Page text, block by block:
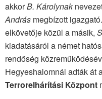
akkorB. Károlynak
András megbízott
elkövetője közül a másik,
kiadatásáról a német
rendőség
Hegyeshalomnál adták át
Terrorelhárítási Központ